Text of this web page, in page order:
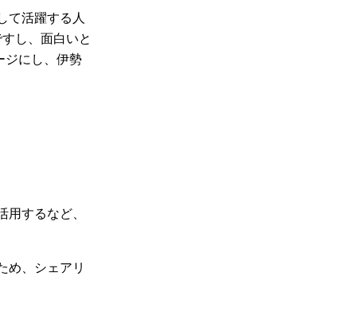
て活躍する人
し、面白いと
ジにし、伊勢
するなど、
め、シェアリ